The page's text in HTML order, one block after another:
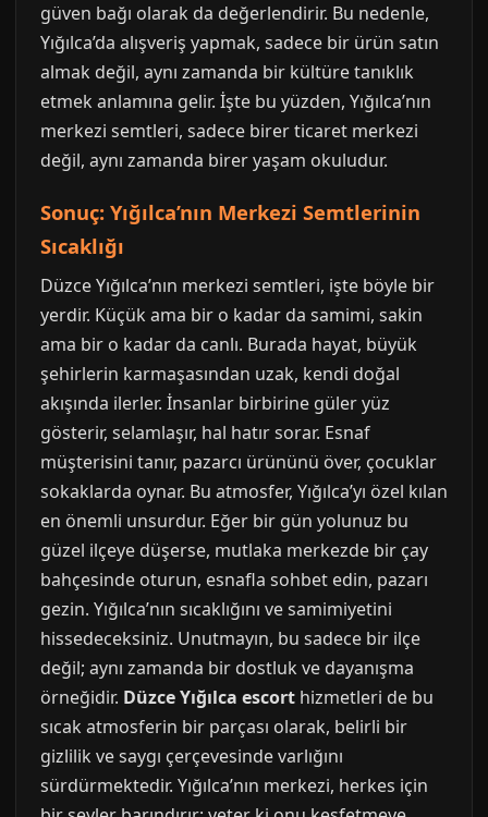
güven bağı olarak da değerlendirir. Bu nedenle,
Yığılca’da alışveriş yapmak, sadece bir ürün satın
almak değil, aynı zamanda bir kültüre tanıklık
etmek anlamına gelir. İşte bu yüzden, Yığılca’nın
merkezi semtleri, sadece birer ticaret merkezi
değil, aynı zamanda birer yaşam okuludur.
Sonuç: Yığılca’nın Merkezi Semtlerinin
Sıcaklığı
Düzce Yığılca’nın merkezi semtleri, işte böyle bir
yerdir. Küçük ama bir o kadar da samimi, sakin
ama bir o kadar da canlı. Burada hayat, büyük
şehirlerin karmaşasından uzak, kendi doğal
akışında ilerler. İnsanlar birbirine güler yüz
gösterir, selamlaşır, hal hatır sorar. Esnaf
müşterisini tanır, pazarcı ürününü över, çocuklar
sokaklarda oynar. Bu atmosfer, Yığılca’yı özel kılan
en önemli unsurdur. Eğer bir gün yolunuz bu
güzel ilçeye düşerse, mutlaka merkezde bir çay
bahçesinde oturun, esnafla sohbet edin, pazarı
gezin. Yığılca’nın sıcaklığını ve samimiyetini
hissedeceksiniz. Unutmayın, bu sadece bir ilçe
değil; aynı zamanda bir dostluk ve dayanışma
örneğidir. Düzce Yığılca escort hizmetleri de bu
sıcak atmosferin bir parçası olarak, belirli bir
gizlilik ve saygı çerçevesinde varlığını
sürdürmektedir. Yığılca’nın merkezi, herkes için